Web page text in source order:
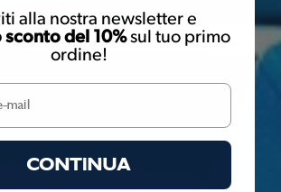
go to
www.P65Warnings.ca.gov
alla nostra newsletter e
sconto del 10%sul tuo primo
ordine!
CONTINUA